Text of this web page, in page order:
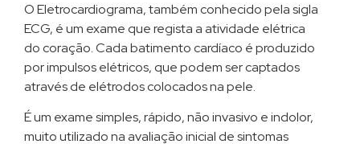
O Eletrocardiograma, também conhecido pela sigla
ECG, é um exame que regista a atividade elétrica
do coração. Cada batimento cardíaco é produzido
por impulsos elétricos, que podem ser captados
através de elétrodos colocados na pele.
É um exame simples, rápido, não invasivo e indolor,
muito utilizado na avaliação inicial de sintomas
seu
exame
Eletrocardiograma
–
Marcar
Exame